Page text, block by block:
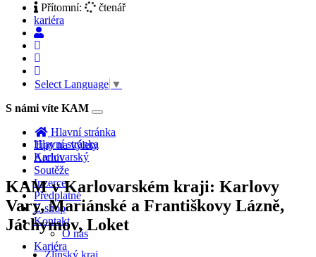
Přítomní:
čtenář
kariéra
Select Language ▼
S námi víte KAM
Toggle
navigation
Hlavní stránka
Tipy na výlety
Archiv
Soutěže
Inzerce
Předplatné
E-shop
Kontakt
O nás
Kariéra
Hlavní stránka
Karlovarský
KAM v Karlovarském kraji: Karlovy
Vary, Mariánské a Františkovy Lázně,
Jáchymov, Loket
Zlínský kraj